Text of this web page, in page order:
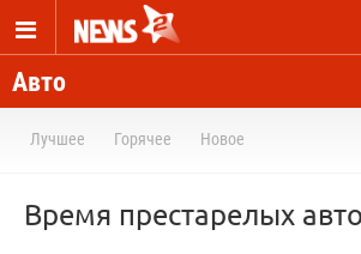
Авто
Лучшее Горячее Новое
Время престарелых